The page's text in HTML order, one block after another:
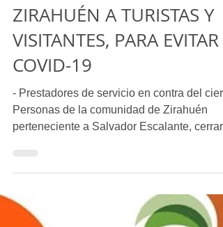
Laura Yépez
1 min de lectura
CIERRAN ENTRADAS A
ZIRAHUÉN A TURISTAS Y
VISITANTES, PARA EVITAR
Personas de la comunidad de Zirahuén
perteneciente a Salvador Escalante,